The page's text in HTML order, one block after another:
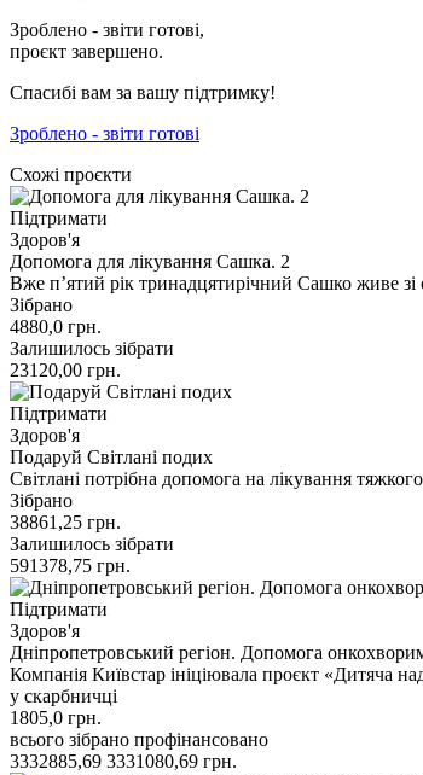
Зроблено - звіти готові,
проєкт завершено.
Спасибі вам за вашу підтримку!
Зроблено - звіти готові
Схожі проєкти
Підтримати
Здоров'я
Допомога для лікування Сашка. 2
Вже пʼятий рік тринадцятирічний Сашко живе
Зібрано
4880,0 грн.
Залишилось зібрати
23120,00 грн.
Підтримати
Здоров'я
Подаруй Світлані подих
Світлані потрібна допомога на лікування
Зібрано
38861,25 грн.
Залишилось зібрати
591378,75 грн.
Підтримати
Здоров'я
Дніпропетровський регіон. Допомога
Компанія Київстар ініціювала проєкт «Дитяча
у скарбничці
1805,0 грн.
всього зібрано профінансовано
3332885,69 3331080,69 грн.